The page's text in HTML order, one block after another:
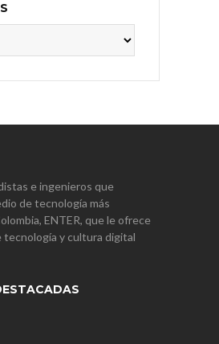
e ingenieros que
de tecnología más
ENTER, que le ofrece
y cultura digital